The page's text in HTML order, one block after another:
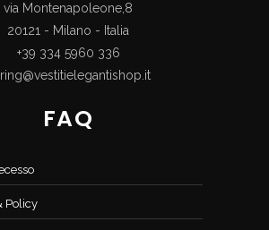
via Montenapoleone,8
20121 - Milano - Italia
+39 334 5960 336
FAQ
Policy